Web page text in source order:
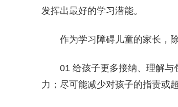
发挥出最好的学习潜能。
作为学习障碍儿童的家长，
01 给孩子更多接纳、理解
力；尽可能减少对孩子的指责或